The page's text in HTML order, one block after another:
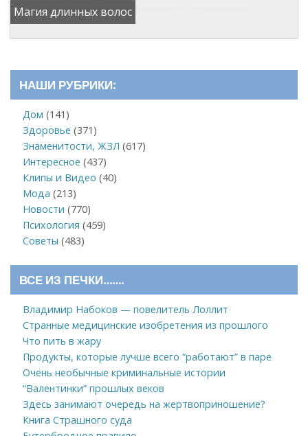
Магия длинных волос
НАШИ РУБРИКИ:
Дом (141)
Здоровье (371)
Знаменитости, ЖЗЛ (617)
Интересное (437)
Клипы и Видео (40)
Мода (213)
Новости (770)
Психология (459)
Советы (483)
ВСЕ ИЗ ПЕЧКИ…….
Владимир Набоков — повелитель Лоллит
Странные медицинские изобретения из прошлого
Что пить в жару
Продукты, которые лучше всего “работают” в паре
Очень необычные криминальные истории
“Валентинки” прошлых веков
Здесь занимают очередь на жертвоприношение?
Книга Страшного суда